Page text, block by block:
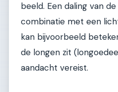
beeld. Een daling van
combinatie met een
kan bijvoorbeeld
de longen zit
aandacht vereist.